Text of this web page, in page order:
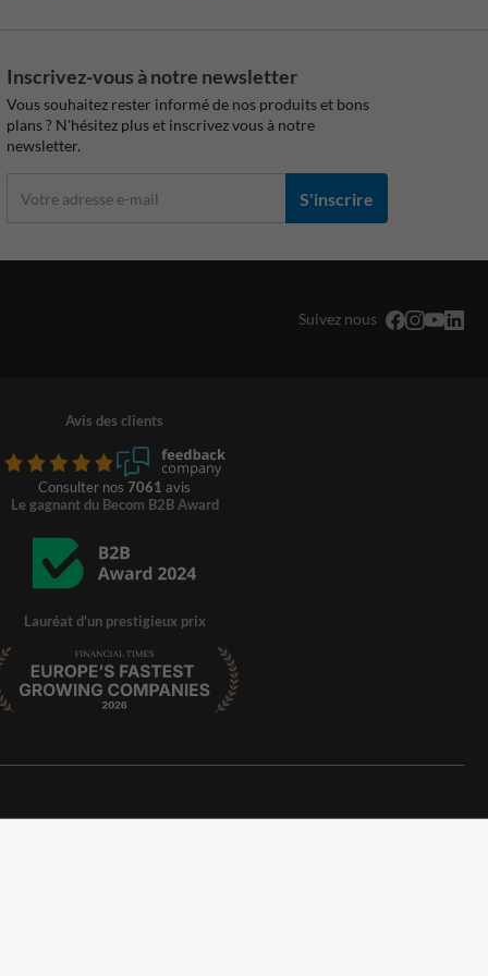
Inscrivez-vous à notre newsletter
Vous souhaitez rester informé de nos produits et bons
plans ? N'hésitez plus et inscrivez vous à notre
newsletter.
S'inscrire
Suivez nous
Avis des clients
Consulter nos 7061 avis
Le gagnant du Becom B2B Award
Lauréat d'un prestigieux prix